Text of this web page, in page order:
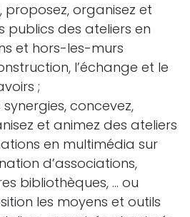
proposez, organisez et
publics des ateliers en
et hors-les-murs
l’échange et le
;
concevez,
et animez des ateliers
en multimédia sur
d’associations,
bibliothèques, … ou
les moyens et outils